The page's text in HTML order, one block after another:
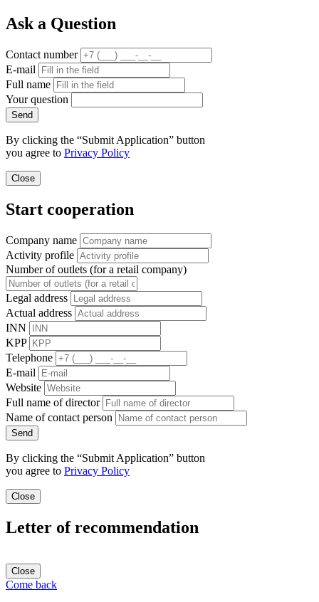
Ask a Question
Contact number
E-mail
Full name
Your question
Send
By clicking the “Submit Application” button
you agree to Privacy Policy
Close
Start cooperation
Company name
Activity profile
Number of outlets (for a retail company)
Legal address
Actual address
INN
KPP
Telephone
E-mail
Website
Full name of director
Name of contact person
Send
By clicking the “Submit Application” button
you agree to Privacy Policy
Close
Letter of recommendation
Close
Come back